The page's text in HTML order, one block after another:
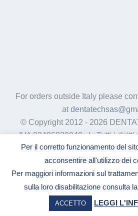
For orders outside Italy please
at
© Copyright 2012 - 2026
IVA 03486830049 | Tutti i
GigiWork
Facebook
Per il corretto funzionamento del
acconsentire all'utilizzo dei
Per maggiori informazioni sul
sulla loro disabilitazione consulta
ACCETTO LEGGI